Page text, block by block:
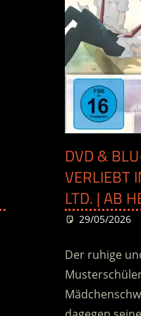
DVD &
VERLIEBT
LTD. | AB
29/05/2026
Der ruhige